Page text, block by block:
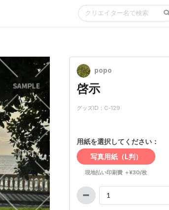
popo
啓示
グッズID：C-129
用紙を選択してください：
写真用紙（L判）
現地払い印刷費 ＋¥30/枚